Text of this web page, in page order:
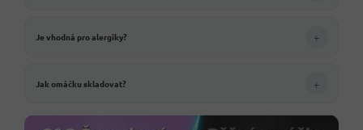
Je vhodná pro alergiky? +
Jak omáčku skladovat? +